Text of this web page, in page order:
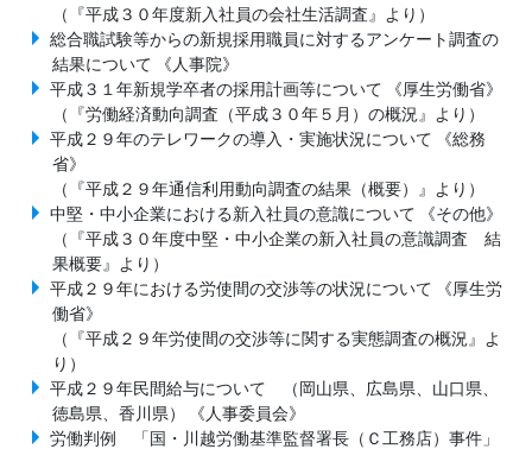
（『平成３０年度新入社員の会社生活調査』より）
総合職試験等からの新規採用職員に対するアンケート調査の
結果について 《人事院》
平成３１年新規学卒者の採用計画等について 《厚生労働省》
（『労働経済動向調査（平成３０年５月）の概況』より）
平成２９年のテレワークの導入・実施状況について 《総務
省》
（『平成２９年通信利用動向調査の結果（概要）』より）
中堅・中小企業における新入社員の意識について 《その他》
（『平成３０年度中堅・中小企業の新入社員の意識調査 結
果概要』より）
平成２９年における労使間の交渉等の状況について 《厚生労
働省》
（『平成２９年労使間の交渉等に関する実態調査の概況』よ
り）
平成２９年民間給与について （岡山県、広島県、山口県、
徳島県、香川県） 《人事委員会》
労働判例 「国・川越労働基準監督署長（Ｃ工務店）事件」